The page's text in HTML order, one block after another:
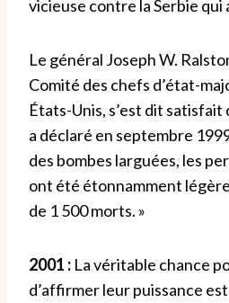
vicieuse contre la Serbie qui
Le général Joseph W.
Comité des chefs d’état-
États-Unis, s’est dit
a déclaré en septembre
des bombes larguées, les
ont été étonnamment
de 1 500 morts. »
2001 : La véritable chance
d’affirmer leur puissance